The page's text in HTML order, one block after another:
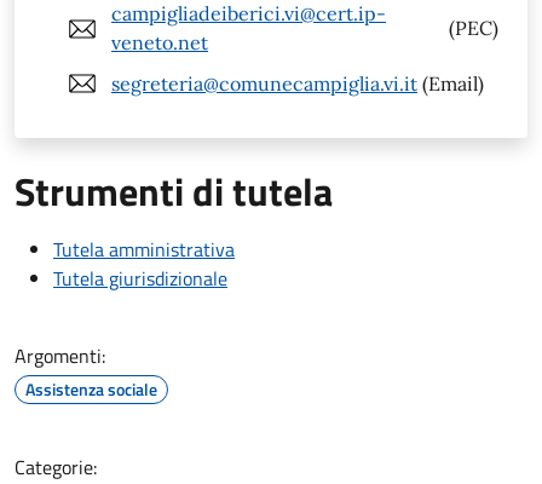
campigliadeiberici.vi@cert.ip-
veneto.net
(PEC)
segreteria@comunecampiglia.vi.it (Email)
Strumenti di tutela
Tutela amministrativa
Tutela giurisdizionale
Argomenti:
Assistenza sociale
Categorie: